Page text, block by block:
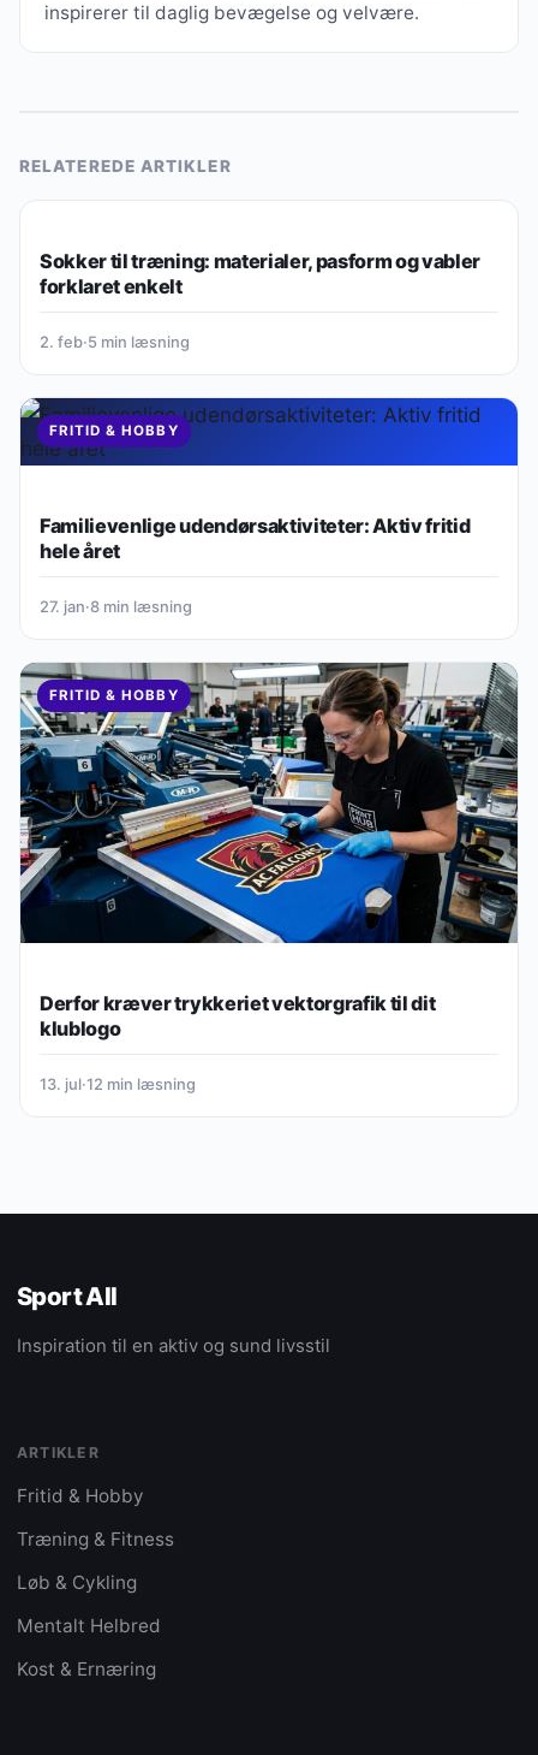
inspirerer til daglig bevægelse og velvære.
RELATEREDE ARTIKLER
Sokker til træning: materialer, pasform og vabler
forklaret enkelt
2. feb·5 min læsning
FRITID & HOBBY
Familievenlige udendørsaktiviteter: Aktiv fritid
hele året
27. jan·8 min læsning
FRITID & HOBBY
Derfor kræver trykkeriet vektorgrafik til dit
klublogo
13. jul·12 min læsning
Sport All
Inspiration til en aktiv og sund livsstil
ARTIKLER
Fritid & Hobby
Træning & Fitness
Løb & Cykling
Mentalt Helbred
Kost & Ernæring